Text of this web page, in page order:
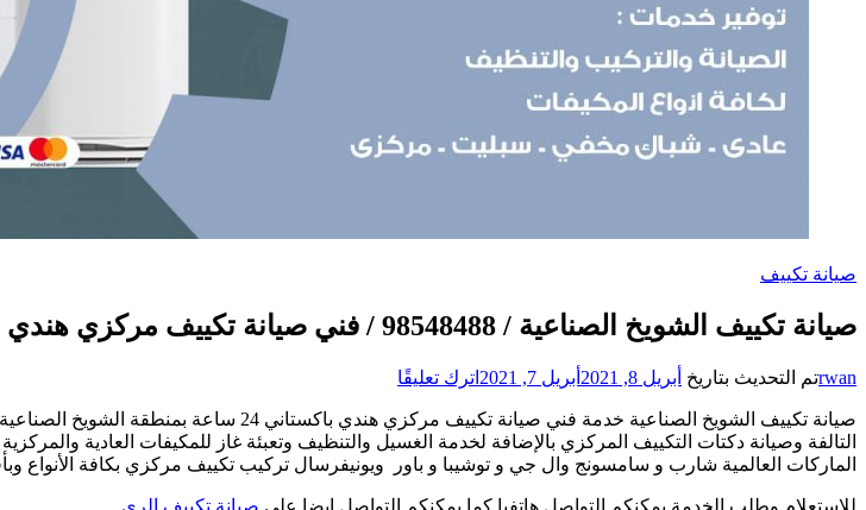
صيانة تكييف
صيانة تكييف الشويخ الصناعية / 98548488 / فني صيانة تكييف مركزي هندي باكستاني
rwanتم التحديث بتاريخ أبريل 8, 2021 أبريل 7, 2021 اترك تعليقًا
تكييف
الشويخ
الصناعية
صيانة تكييف الشويخ الصناعية خدمة فني صيانة
التالفة وصيانة دكتات التكييف المركزي بالإضافة لخدمة الغسيل والتنظيف وتعبئة غاز للمكيفات العادية
الماركات العالمية شارب و سامسونج وال جي و توشيبا و باور ويونيفرسال تركيب تكييف مركزي بكافة الأنواع
للاستعلام وطلب الخدمة يمكنكم التواصل هاتفيا كما يمكنكم التواصل ايضا على صيانة تكييف الري